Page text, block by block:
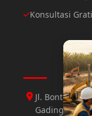
Konsultasi
Jl. Bontoloe
Gading 3